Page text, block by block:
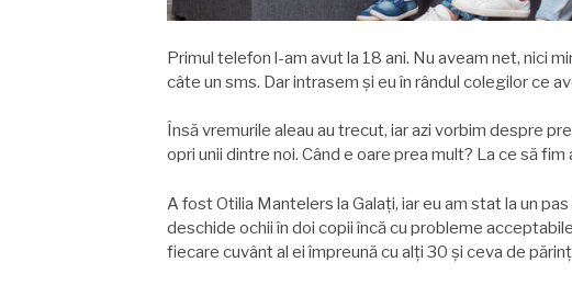
Primul telefon l-am avut la 18 ani. Nu aveam net, nici
câte un sms. Dar intrasem şi eu în rândul colegilor ce
Însă vremurile aleau au trecut, iar azi vorbim despre
opri unii dintre noi. Când e oare prea mult? La ce să fim
A fost Otilia Mantelers la Galați, iar eu am stat la un
deschide ochii în doi copii încă cu probleme
fiecare cuvânt al ei împreună cu alți 30 şi ceva de